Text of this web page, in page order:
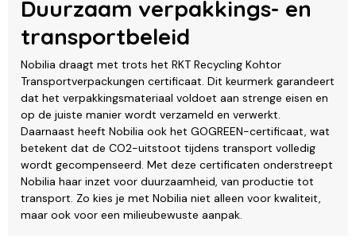
Duurzaam verpakkings- en
transportbeleid
Nobilia draagt met trots het RKT Recycling Kohtor
Transportverpackungen certificaat. Dit keurmerk garandeert
dat het verpakkingsmateriaal voldoet aan strenge eisen en
op de juiste manier wordt verzameld en verwerkt.
Daarnaast heeft Nobilia ook het GOGREEN-certificaat, wat
betekent dat de CO2-uitstoot tijdens transport volledig
wordt gecompenseerd. Met deze certificaten onderstreept
Nobilia haar inzet voor duurzaamheid, van productie tot
transport. Zo kies je met Nobilia niet alleen voor kwaliteit,
maar ook voor een milieubewuste aanpak.